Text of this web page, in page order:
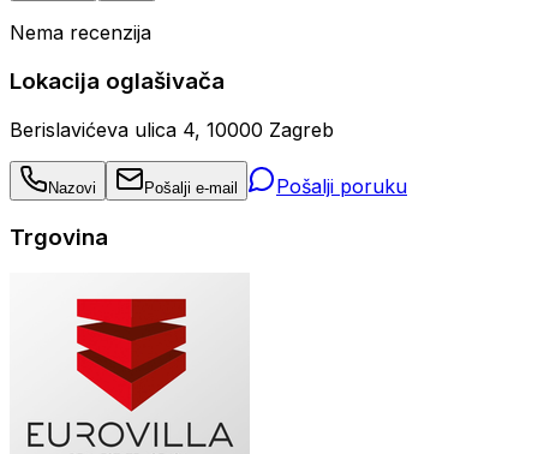
Nema recenzija
Lokacija oglašivača
Berislavićeva ulica 4, 10000 Zagreb
Nazovi Pošalji e-mail Pošalji poruku
Trgovina